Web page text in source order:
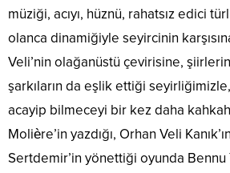
müziği, acıyı, hüznü, rahatsız edici
olanca dinamiğiyle seyircinin
Veli’nin olağanüstü çevirisine,
şarkıların da eşlik ettiği
acayip bilmeceyi bir kez daha
Molière’in yazdığı, Orhan Veli
Sertdemir’in yönettiği oyunda Bennu